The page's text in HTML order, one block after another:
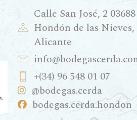
Calle San José, 2 03688
Hondón de las Nieves,
Alicante
+(34) 96 548 01 07
@bodegas.cerda
bodegas.cerda.hondon